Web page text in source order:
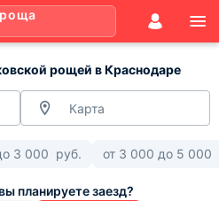
рощей в Краснодаре
Карта
3 000 руб. от 3 000 до 5 000